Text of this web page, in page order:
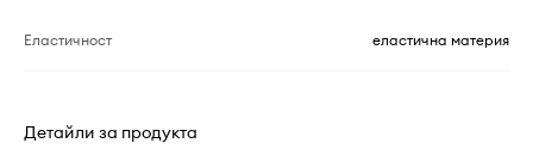
Еластичност еластична материя
Детайли за продукта